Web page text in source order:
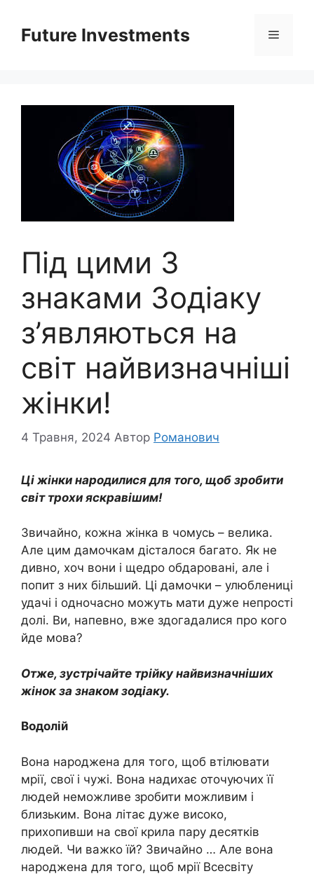
вмістуFuture Investments Меню
Під цими 3
знаками Зодіаку
з’являються на
світ найвизначніші
жінки!
4 Травня, 2024 Автор Романович
Ці жінки народилися для того, щоб зробити
світ трохи яскравішим!
Звичайно, кожна жінка в чомусь – велика.
Але цим дамочкам дісталося багато. Як не
дивно, хоч вони і щедро обдаровані, але і
попит з них більший. Ці дамочки – улюблениці
удачі і одночасно можуть мати дуже непрості
долі. Ви, напевно, вже здогадалися про кого
йде мова?
Отже, зустрічайте трійку найвизначніших
жінок за знаком зодіаку.
Водолій
Вона народжена для того, щоб втілювати
мрії, свої і чужі. Вона надихає оточуючих її
людей неможливе зробити можливим і
близьким. Вона літає дуже високо,
прихопивши на свої крила пару десятків
людей. Чи важко їй? Звичайно … Але вона
народжена для того, щоб мрії Всесвіту